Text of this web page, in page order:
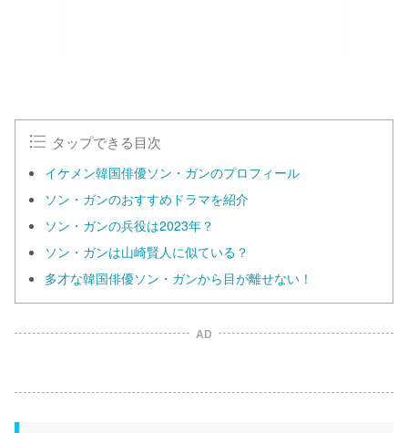
タップできる目次
イケメン韓国俳優ソン・ガンのプロフィール
ソン・ガンのおすすめドラマを紹介
ソン・ガンの兵役は2023年？
ソン・ガンは山崎賢人に似ている？
多才な韓国俳優ソン・ガンから目が離せない！
AD